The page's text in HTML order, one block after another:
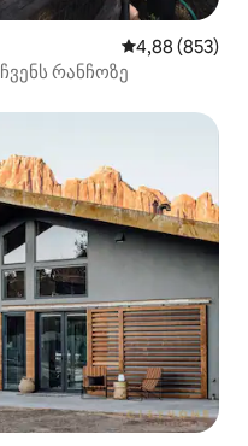
საშუალო
4,88 (853)
რანჩოზე